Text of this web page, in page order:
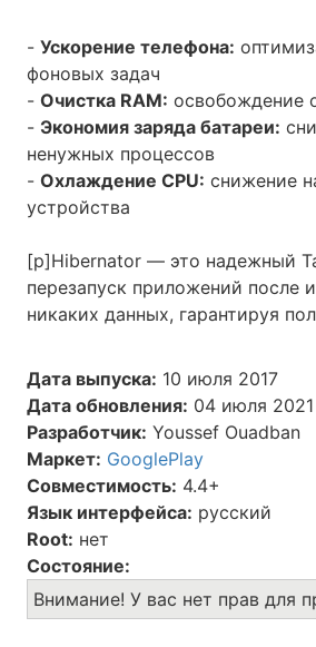
-Ускорение телефона:
фоновых задач
-Очистка RAM: освобождение
- Экономия заряда батареи:
ненужных процессов
-Охлаждение CPU: снижение
устройства
[p]Hibernator — это надежный
перезапуск приложений после
никаких данных, гарантируя
Дата выпуска: 10 июля 2017
Дата обновления: 04 июля 2021
Разработчик: Youssef Ouadban
Маркет: GooglePlay
Совместимость: 4.4+
Язык интерфейса: русский
Root: нет
Состояние:
Внимание! У вас нет прав для